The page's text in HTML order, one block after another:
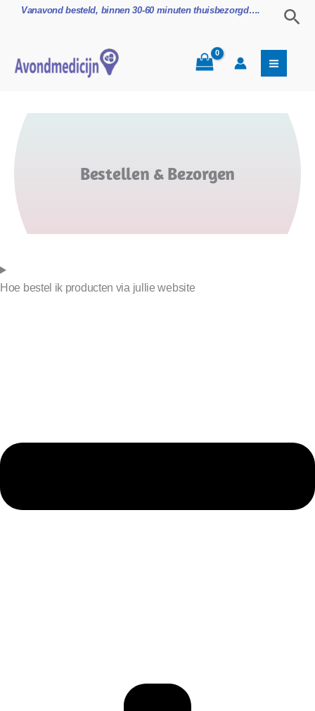
inhoud
Vanavond besteld, binnen 30-60 minuten thuisbezorgd….
Bestellen & Bezorgen
Hoe bestel ik producten via jullie website